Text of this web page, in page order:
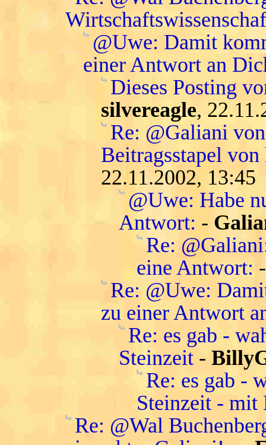
@Uwe: Damit
einer Antwort an
Dieses Posting
silvereagle,
Re: @Galiani
Beitragsstapel von
22.11.2002, 13:45
@Uwe: Habe
Antwort: -
Re:
eine Antwort:
Re: @Uwe:
zu einer Antwort
Re: es gab -
Steinzeit -
Re: es gab -
Steinzeit - mit
Re: @Wal